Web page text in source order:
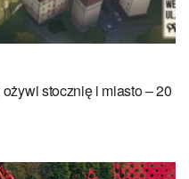
stocznię i miasto – 20